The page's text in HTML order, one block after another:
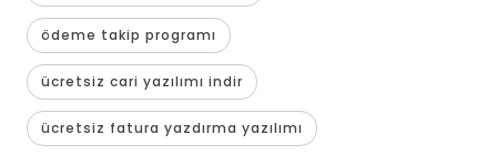
ödeme takip programı
ücretsiz cari yazılımı indir
ücretsiz fatura yazdırma yazılımı